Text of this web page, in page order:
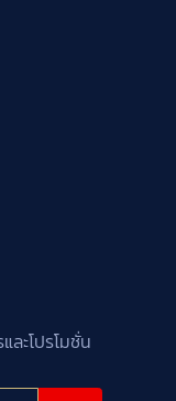
ะโปรโมชั่น